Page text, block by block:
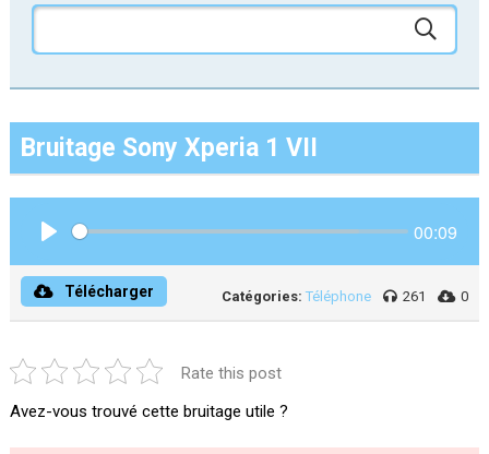
Bruitage Sony Xperia 1 VII
00:09
Télécharger Catégories: Téléphone 261 0
Rate this post
Avez-vous trouvé cette bruitage utile ?